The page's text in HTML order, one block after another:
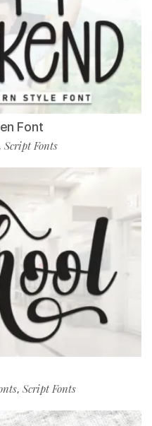
Font
, Script Fonts
, Script Fonts